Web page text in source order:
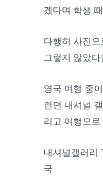
겠다며 학생
다행히 사진
그렇지 않았
영국 여행 중
런던 내셔널
리고 여행으
내셔널갤러리
국